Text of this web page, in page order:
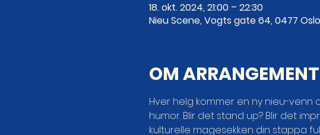
18. okt. 2024, 21:00 – 22:30
Nieu Scene, Vogts gate 64, 0477
OM
Hver helg kommer en ny nieu-venn
humor. Blir det stand up? Blir det
kulturelle magesekken din stappa